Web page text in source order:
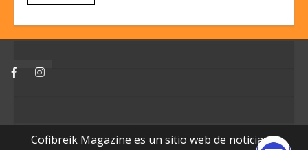
FacebookInstagram
Cofibreik Magazine es un sitio web de noticias y